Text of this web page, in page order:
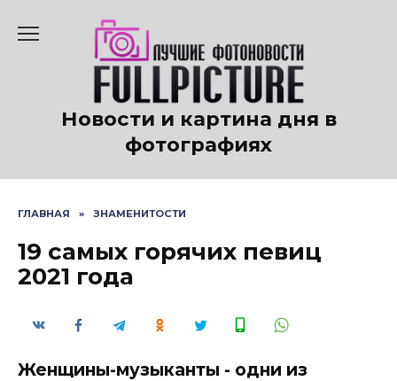
содержанию
Новости и картина дня в
фотографиях
ГЛАВНАЯ » ЗНАМЕНИТОСТИ
19 самых горячих певиц
2021 года
Женщины-музыканты - одни из